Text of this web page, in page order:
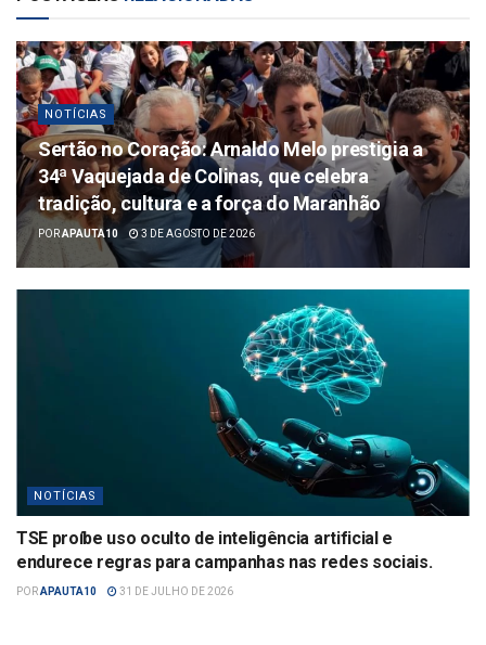
NOTÍCIAS
Sertão no Coração: Arnaldo Melo prestigia a
34ª Vaquejada de Colinas, que celebra
tradição, cultura e a força do Maranhão
PORAPAUTA10 3 DE AGOSTO DE 2026
NOTÍCIAS
TSE proíbe uso oculto de inteligência artificial e
endurece regras para campanhas nas redes sociais.
PORAPAUTA10 31 DE JULHO DE 2026